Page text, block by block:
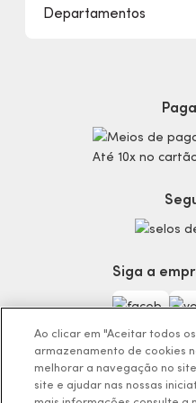
Trabalhe Conosco
Mapa do Site
Preferências de Cookies
Consumidor.gov.br
Código de defesa do
Trocas e Devoluções
Departamentos
Produtos Masculinos
Teste do Tom de Base
Teste da Fragrância
Encontre o Presente Ideal!
Beauty Week
Guia da Beleza Eudora
Até 10x no
Siga a
Ao clicar em "Aceitar todos
armazenamento de cookies
melhorar a navegação no
site e ajudar nas nossas